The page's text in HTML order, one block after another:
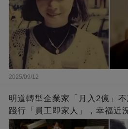
2025/09/12
明道轉型企業家「月入2億」
踐行「員工即家人」，幸福近
闆的福報